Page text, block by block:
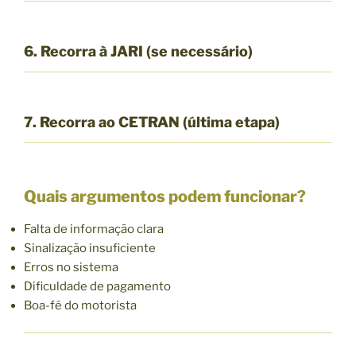
6. Recorra à JARI (se necessário)
7. Recorra ao CETRAN (última etapa)
Quais argumentos podem funcionar?
Falta de informação clara
Sinalização insuficiente
Erros no sistema
Dificuldade de pagamento
Boa-fé do motorista